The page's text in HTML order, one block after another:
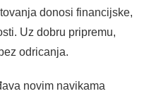
donosi financijske,
Uz dobru pripremu,
odricanja.
novim navikama